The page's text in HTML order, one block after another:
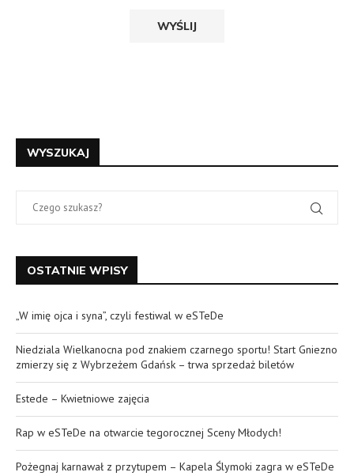
WYSZUKAJ
OSTATNIE WPISY
„W imię ojca i syna”, czyli festiwal w eSTeDe
Niedziala Wielkanocna pod znakiem czarnego sportu! Start Gniezno
zmierzy się z Wybrzeżem Gdańsk – trwa sprzedaż biletów
Estede – Kwietniowe zajęcia
Rap w eSTeDe na otwarcie tegorocznej Sceny Młodych!
Pożegnaj karnawał z przytupem – Kapela Ślymoki zagra w eSTeDe